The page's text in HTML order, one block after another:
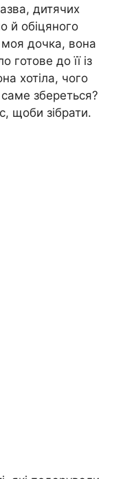
дитячих
й обіцяного
моя дочка, вона
готове до її із
хотіла, чого
збереться?
щоби зібрати.